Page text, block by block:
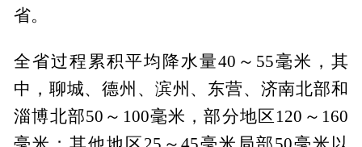
省。
全省过程累积平均降水量40～55毫米，其
中，聊城、德州、滨州、东营、济南北部和
淄博北部50～100毫米，部分地区120～160